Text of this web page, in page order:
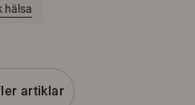
hälsa
artiklar